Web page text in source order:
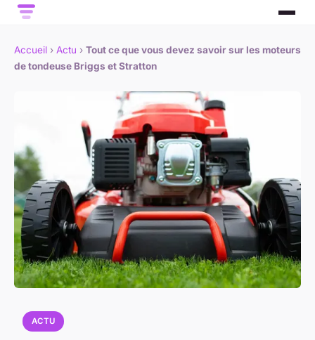
Accueil › Actu › Tout ce que vous devez savoir sur les moteurs
de tondeuse Briggs et Stratton
ACTU